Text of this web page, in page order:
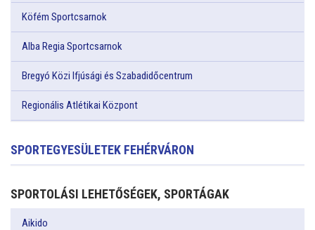
Köfém Sportcsarnok
Alba Regia Sportcsarnok
Bregyó Közi Ifjúsági és Szabadidőcentrum
Regionális Atlétikai Központ
SPORTEGYESÜLETEK FEHÉRVÁRON
SPORTOLÁSI LEHETŐSÉGEK, SPORTÁGAK
Aikido